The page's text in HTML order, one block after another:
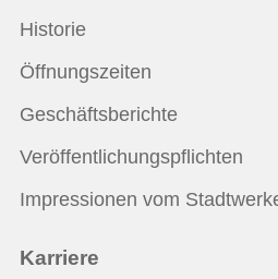
Historie
Öffnungszeiten
Geschäftsberichte
Veröffentlichungspflichten
Impressionen vom
Karriere